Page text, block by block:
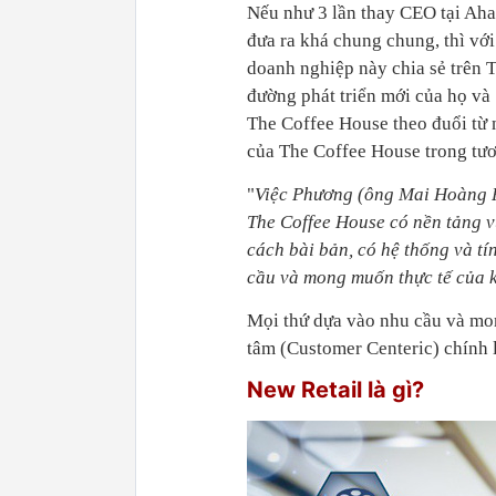
Nếu như 3 lần thay CEO tại
đưa ra khá chung chung, thì
doanh nghiệp này chia sẻ trên
đường phát triển mới của họ
The Coffee House theo đuổi từ
của The Coffee House trong
"Việc Phương (ông Mai Hoàng
The Coffee House có nền tảng
cách bài bản, có hệ thống và
cầu và mong muốn thực tế của
Mọi thứ dựa vào nhu cầu và
tâm (Customer Centeric)
New Retail là gì?